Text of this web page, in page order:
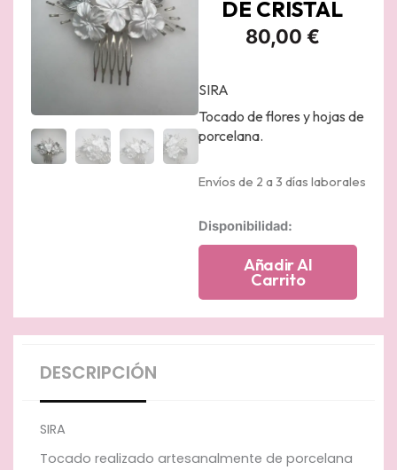
DE CRISTAL
80,00 €
SIRA
Tocado de flores y hojas de
porcelana.
Envíos de 2 a 3 días laborales
Disponibilidad:
Tocado
de
Añadir Al
Carrito
DESCRIPCIÓN
SIRA
Tocado realizado artesanalmente de porcelana